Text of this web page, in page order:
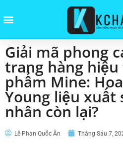
Giải mã phong
trang hàng
phẩm Mine:
Young liệu xuất
nhân còn lại?
Lê Phan Quốc Ân Tháng Sáu 7,